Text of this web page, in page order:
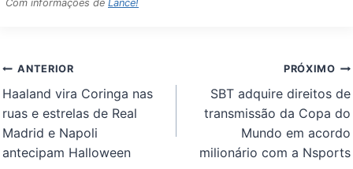
Com informações deLance!
Navegação
de
Post
ANTERIOR
Haaland vira Coringa nas
ruas e estrelas de Real
Madrid e Napoli
antecipam Halloween
PRÓXIMO
SBT adquire direitos de
transmissão da Copa do
Mundo em acordo
milionário com a Nsports